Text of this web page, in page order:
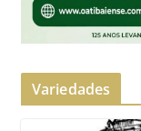
Variedades